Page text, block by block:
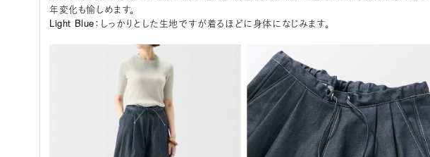
年変化も愉しめます。
Light Blue：しっかりとした生地ですが着るほどに身体になじみます。